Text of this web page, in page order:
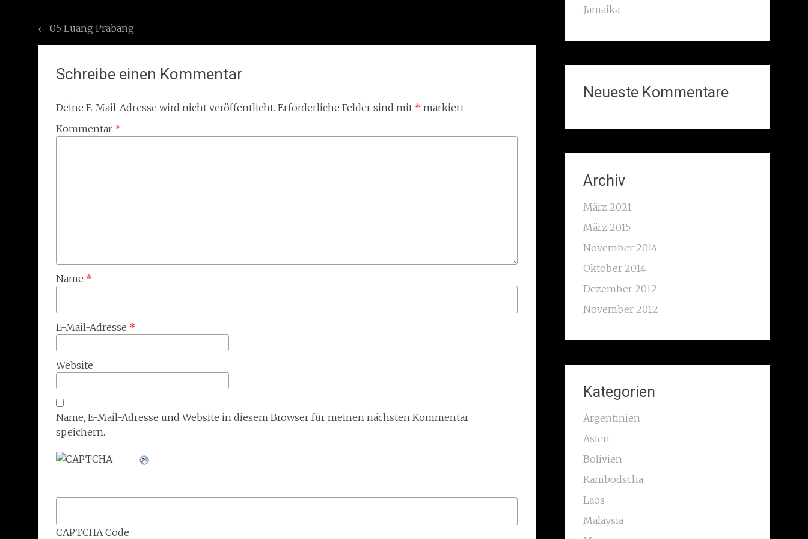
Post
navigation
← 05 Luang Prabang
Schreibe einen Kommentar
Deine E-Mail-Adresse wird nicht veröffentlicht. Erforderliche Felder sind mit * markiert
Kommentar *
Name *
E-Mail-Adresse *
Website
Name, E-Mail-Adresse und Website in diesem Browser für meinen nächsten Kommentar
speichern.
CAPTCHA Code
Jamaika
Neueste Kommentare
Archiv
März 2021
März 2015
November 2014
Oktober 2014
Dezember 2012
November 2012
Kategorien
Argentinien
Asien
Bolivien
Kambodscha
Laos
Malaysia